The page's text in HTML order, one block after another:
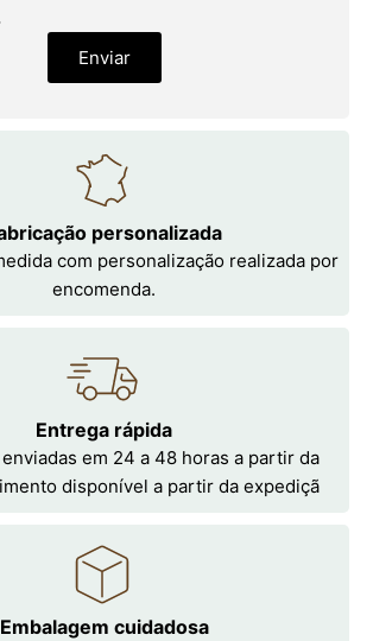
Enviar
personalizada
com personalização realizada por
encomenda.
Entrega rápida
em 24 a 48 horas a partir da
disponível a partir da expediçã
Embalagem cuidadosa